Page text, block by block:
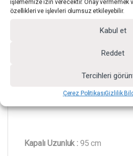
işlememize izin verecektir. Onay vermemek
özellikleri ve işlevleri olumsuz etkileyebilir.
Kabul et
Reddet
Tercihleri
Çerez PolitikasıGizlilik
kullanılabilir.
GDX LS-288 Plus
Kapalı Uzunluk :95 cm